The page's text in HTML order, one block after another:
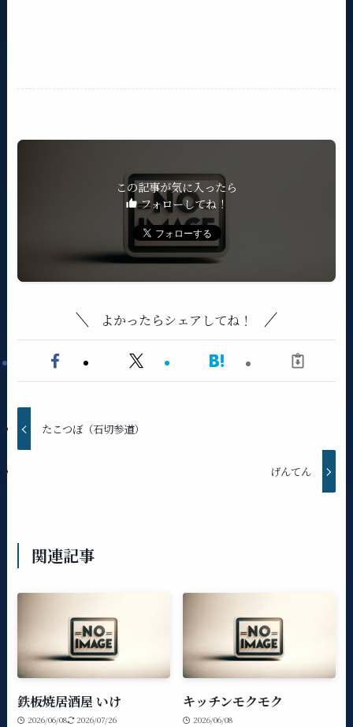
この記事が気に入ったら
フォローしてね！
よかったらシェアしてね！
たこつぼ（石切参道）
げんてん
関連記事
鉄板焼居酒屋 いけ
2026/06/08 2026/07/26
キッチンモクモク
2026/06/08